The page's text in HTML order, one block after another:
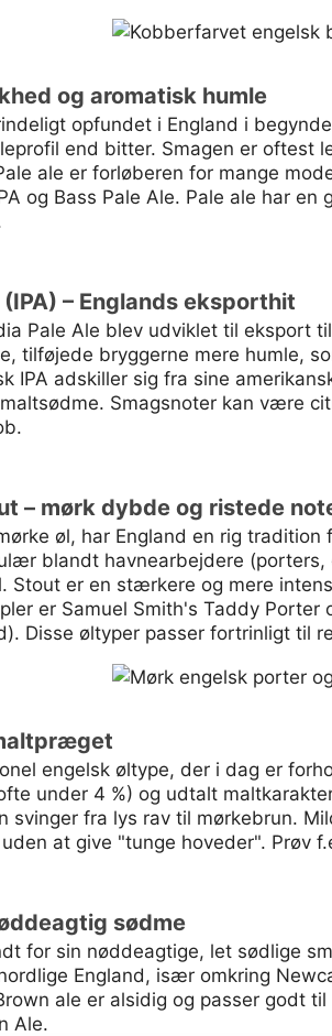
og aromatisk humle
opfundet i England i
end bitter. Smagen er oftest
ale er forløberen for mange
og Bass Pale Ale. Pale ale har
– Englands eksporthit
Pale Ale blev udviklet til eksport
tilføjede bryggerne mere humle,
IPA adskiller sig fra sine
Smagsnoter kan være
– mørk dybde og ristede
øl, har England en rig
blandt havnearbejdere
Stout er en stærkere og mere
er Samuel Smith's Taddy
Disse øltyper passer fortrinligt til
engelsk øltype, der i dag er
under 4 %) og udtalt
svinger fra lys rav til mørkebrun.
at give "tunge hoveder". Prøv
sødme
for sin nøddeagtige, let sødlige
England, især omkring
ale er alsidig og passer godt
Ale.